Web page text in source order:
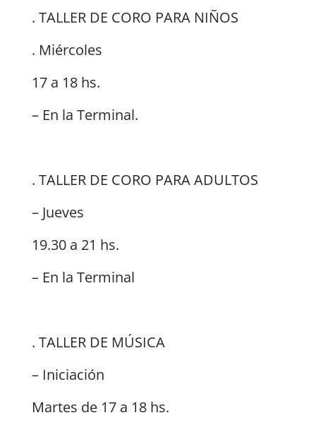
. TALLER DE CORO PARA NIÑOS
. Miércoles
17 a 18 hs.
– En la Terminal.
. TALLER DE CORO PARA ADULTOS
– Jueves
19.30 a 21 hs.
– En la Terminal
. TALLER DE MÚSICA
– Iniciación
Martes de 17 a 18 hs.